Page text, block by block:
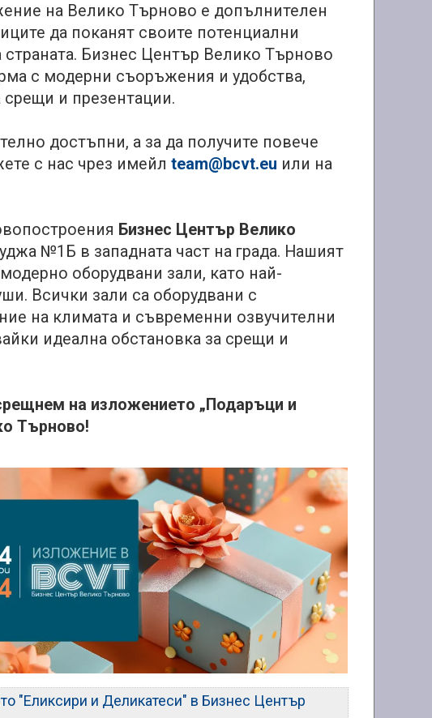
на Велико Търново е допълнителен
да поканят своите потенциални
Бизнес Център Велико Търново
с модерни съоръжения и удобства,
и презентации.
достъпни, а за да получите повече
с нас чрез имейлteam@bcvt.eu или на
Бизнес Център Велико
№1Б в западната част на града. Нашият
оборудвани зали, като най-
Всички зали са оборудвани с
на климата и съвременни озвучителни
идеална обстановка за срещи и
на изложението „Подаръци и
Търново!
"Еликсири и Деликатеси" в Бизнес Център